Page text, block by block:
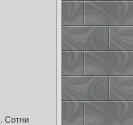
Сотни